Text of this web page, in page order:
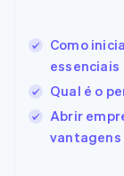
Como
essenciais
Qual é o
Abrir
vantagens
Estônia
Finlândia
English
França
Gibraltar